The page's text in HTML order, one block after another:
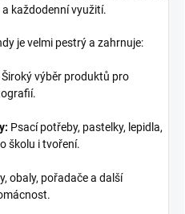
každodenní využití.
je velmi pestrý a zahrnuje:
Široký výběr produktů pro
Psací potřeby, pastelky, lepidla,
školu i tvoření.
obaly, pořadače a další